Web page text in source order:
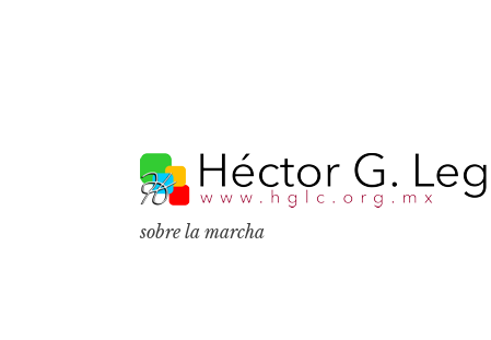
k
i
p
sobre la marcha